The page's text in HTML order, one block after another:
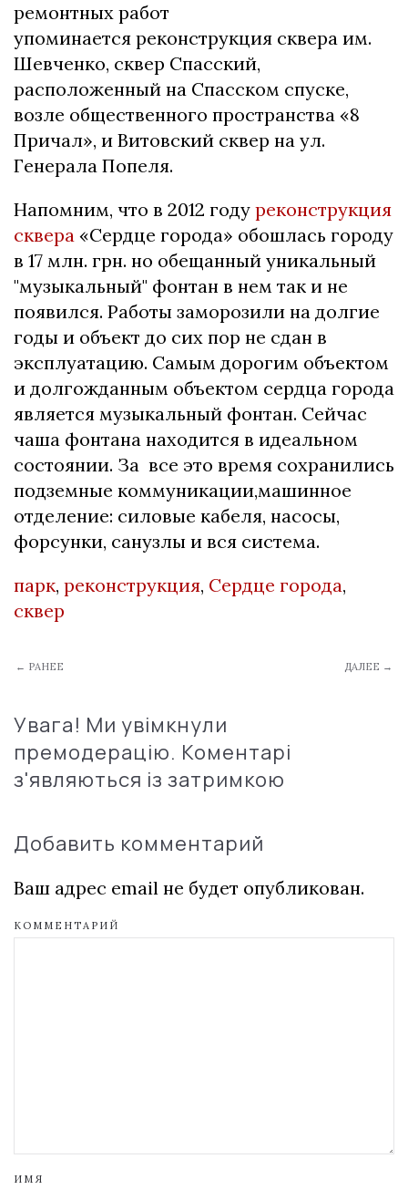
ремонтных работ
упоминается реконструкция сквера им.
Шевченко, сквер Спасский,
расположенный на Спасском спуске,
возле общественного пространства «8
Причал», и Витовский сквер на ул.
Генерала Попеля.
Напомним, что в 2012 году реконструкция
сквера «Сердце города» обошлась городу
в 17 млн. грн. но обещанный уникальный
"музыкальный" фонтан в нем так и не
появился. Работы заморозили на долгие
годы и объект до сих пор не сдан в
эксплуатацию. Самым дорогим объектом
и долгожданным объектом сердца города
является музыкальный фонтан. Сейчас
чаша фонтана находится в идеальном
состоянии. За все это время сохранились
подземные коммуникации,машинное
отделение: силовые кабеля, насосы,
форсунки, санузлы и вся система.
парк, реконструкция, Сердце города,
сквер
← РАНЕЕ ДАЛЕЕ →
Увага! Ми увімкнули
премодерацію. Коментарі
з'являються із затримкою
Добавить комментарий
Ваш адрес email не будет опубликован.
КОММЕНТАРИЙ
ИМЯ